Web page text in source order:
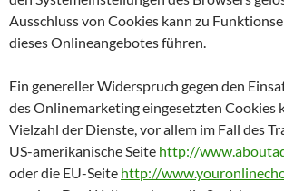
Ausschluss von Cookies kann zu
dieses Onlineangebotes führen.
Ein genereller Widerspruch gegen den
des Onlinemarketing eingesetzten Cookies
Vielzahl der Dienste, vor allem im Fall des
US-amerikanische Seite http://
oder die EU-Seite http://